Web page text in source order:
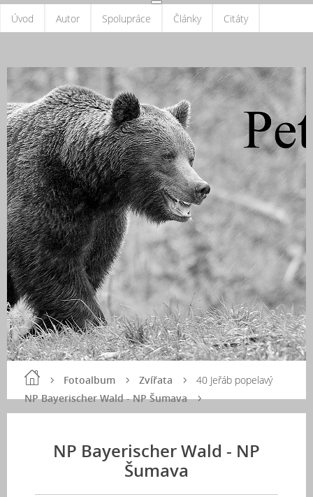
Úvod Autor Spolupráce Články Citáty
Fotoalbum
Zvířata
NP Bayerischer Wald - NP Šumava
40 Jeřáb popelavý
NP Bayerischer Wald - NP
Šumava